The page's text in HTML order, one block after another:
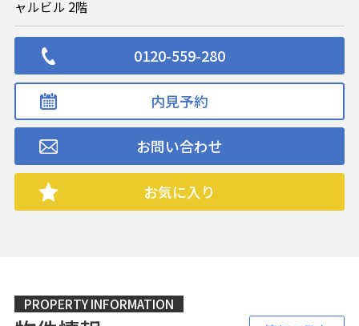
ャルビル 2階
0120-559-280
内見予約
お問い合わせ
お気に入り
PROPERTY INFORMATION